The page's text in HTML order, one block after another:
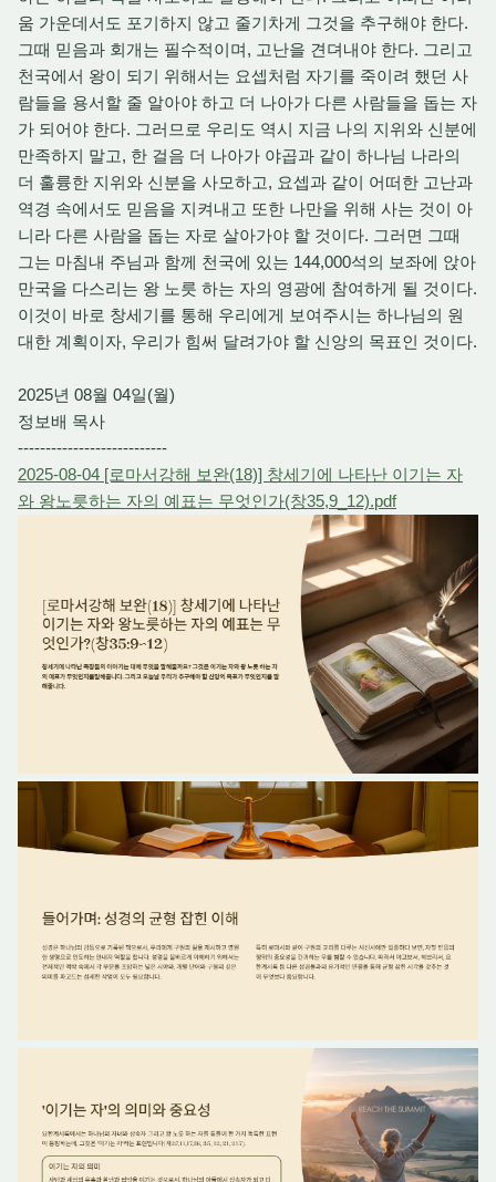
움 가운데서도 포기하지 않고 줄기차게 그것을 추구해야 한다.
그때 믿음과 회개는 필수적이며, 고난을 견뎌내야 한다. 그리고
천국에서 왕이 되기 위해서는 요셉처럼 자기를 죽이려 했던 사
람들을 용서할 줄 알아야 하고 더 나아가 다른 사람들을 돕는 자
가 되어야 한다. 그러므로 우리도 역시 지금 나의 지위와 신분에
만족하지 말고, 한 걸음 더 나아가 야곱과 같이 하나님 나라의
더 훌륭한 지위와 신분을 사모하고, 요셉과 같이 어떠한 고난과
역경 속에서도 믿음을 지켜내고 또한 나만을 위해 사는 것이 아
니라 다른 사람을 돕는 자로 살아가야 할 것이다. 그러면 그때
그는 마침내 주님과 함께 천국에 있는 144,000석의 보좌에 앉아
만국을 다스리는 왕 노릇 하는 자의 영광에 참여하게 될 것이다.
이것이 바로 창세기를 통해 우리에게 보여주시는 하나님의 원
대한 계획이자, 우리가 힘써 달려가야 할 신앙의 목표인 것이다.
2025년 08월 04일(월)
정보배 목사
---------------------------
2025-08-04 [로마서강해 보완(18)] 창세기에 나타난 이기는 자
와 왕노릇하는 자의 예표는 무엇인가(창35,9_12).pdf